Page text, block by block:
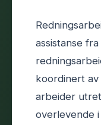
assistanse
koordinert av
arbeider
overlevende